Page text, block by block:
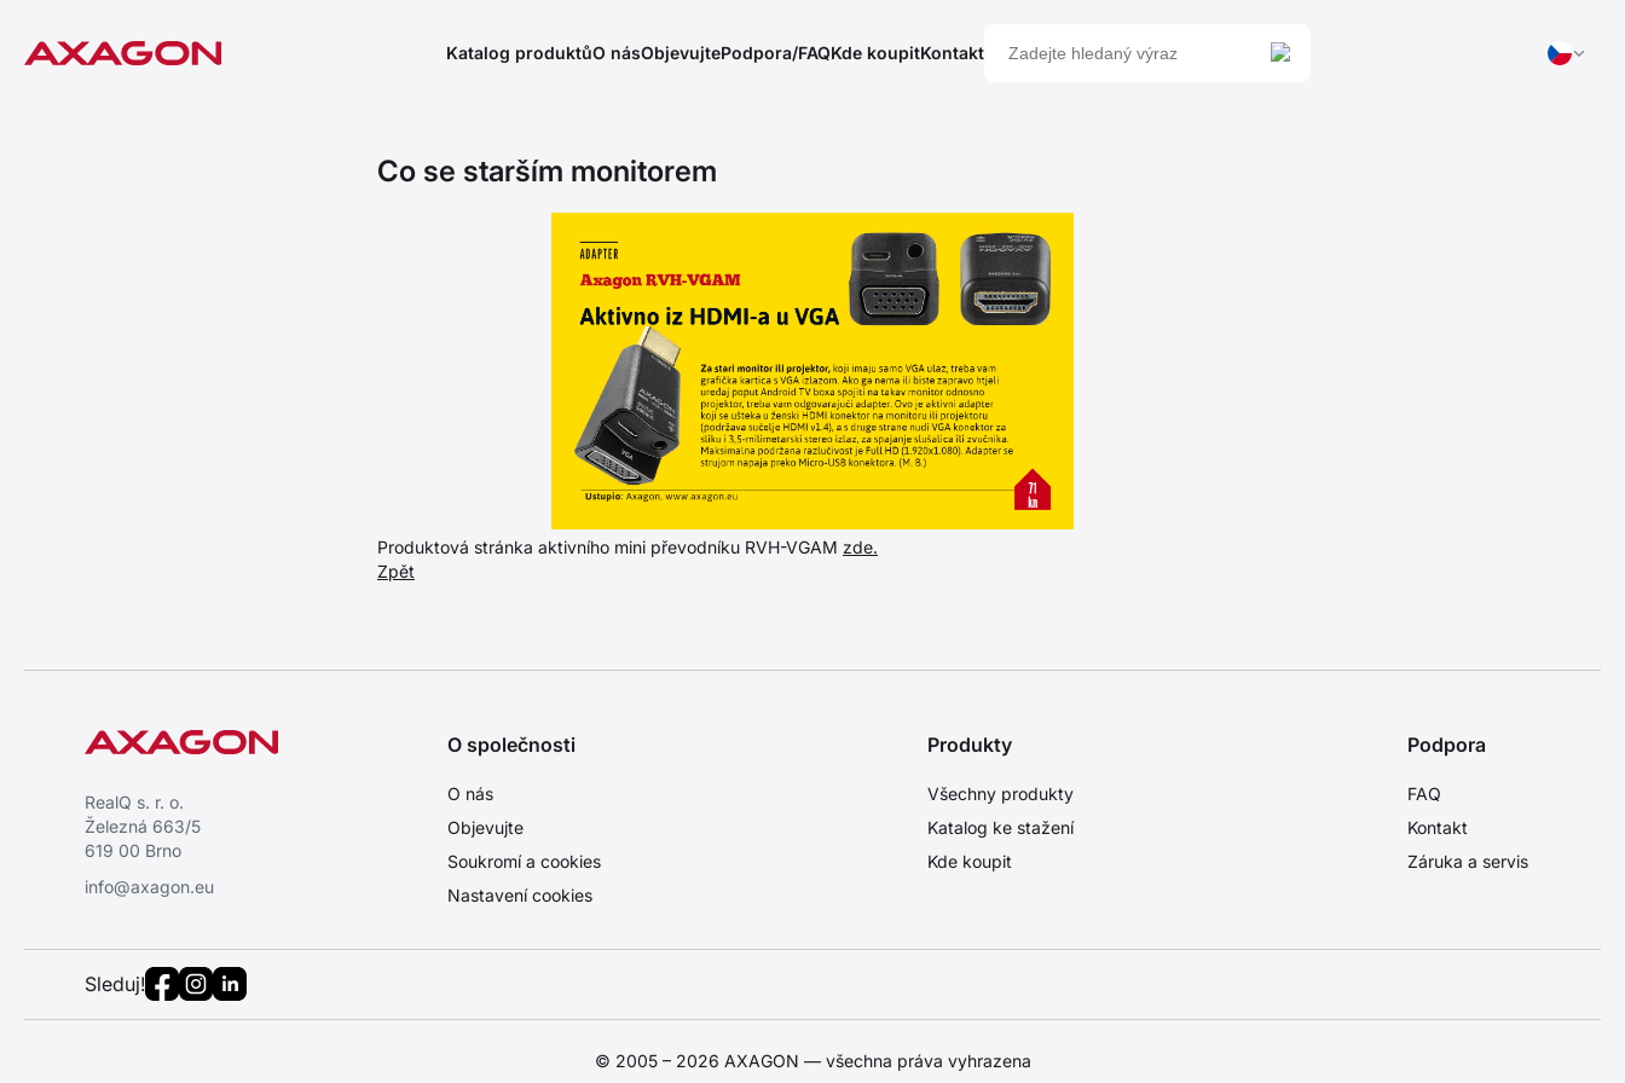
Katalog produktůO násObjevujtePodpora/FAQKde koupitKontakt
Co se starším monitorem
Produktová stránka aktivního mini převodníku RVH-VGAM zde.
Zpět
RealQ s. r. o.
Železná 663/5
619 00 Brno
info@axagon.eu
O společnosti
O nás
Objevujte
Soukromí a cookies
Nastavení cookies
Produkty
Všechny produkty
Katalog ke stažení
Kde koupit
Podpora
FAQ
Kontakt
Záruka a servis
Sleduj!
© 2005 – 2026 AXAGON — všechna práva vyhrazena